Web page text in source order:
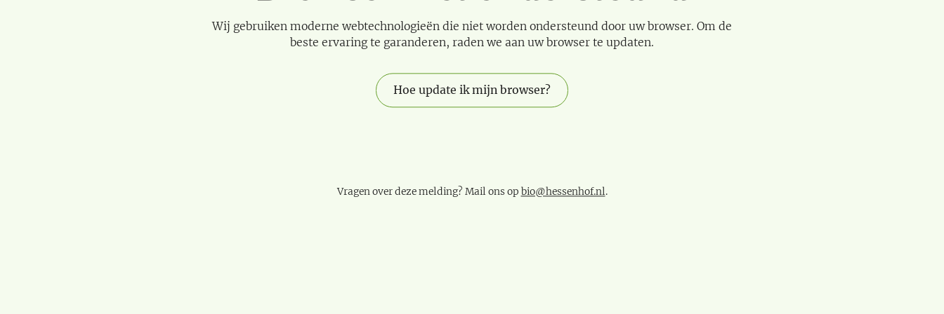
Wij gebruiken moderne webtechnologieën die niet worden ondersteund door uw browser. Om de
beste ervaring te garanderen, raden we aan uw browser te updaten.
Hoe update ik mijn browser?
Vragen over deze melding? Mail ons op bio@hessenhof.nl.